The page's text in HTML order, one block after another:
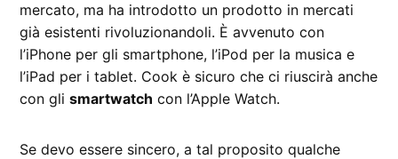
mercato, ma ha introdotto un prodotto in mercati
già esistenti rivoluzionandoli. È avvenuto con
l’iPhone per gli smartphone, l’iPod per la musica e
l’iPad per i tablet. Cook è sicuro che ci riuscirà anche
con glismartwatch con l’Apple Watch.
Se devo essere sincero, a tal proposito qualche